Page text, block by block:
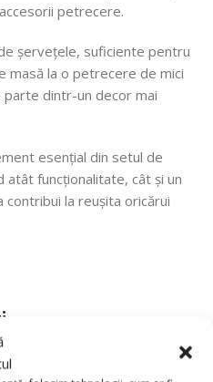
petrecere.
șervețele, suficiente pentru
masă la o petrecere de mici
parte dintr-un decor mai
esențial din setul de
atât funcționalitate, cât și un
la reușita oricărui